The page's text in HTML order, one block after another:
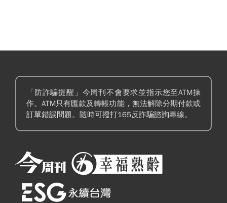
「防詐騙提醒」今周刊不會要求並指示您至ATM操
作。ATM只有匯款及轉帳功能，無法解除分期付款或
訂單錯誤問題。隨時可撥打165反詐騙諮詢專線。